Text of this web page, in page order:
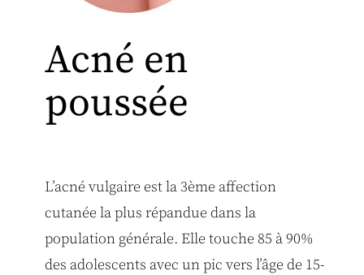
Acné en
poussée
L’acné vulgaire est la 3ème affection
cutanée la plus répandue dans la
population générale. Elle touche 85 à 90%
des adolescents avec un pic vers l’âge de 15-